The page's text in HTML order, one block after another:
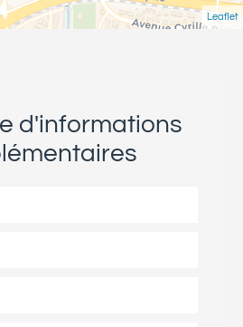
Leaflet
d'informations